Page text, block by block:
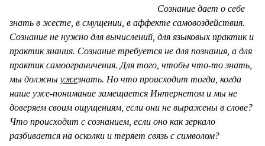
Сознание дает о себе
знать в жесте, в смущении, в аффекте самовоздействия.
Сознание не нужно для вычислений, для языковых практик и
практик знания. Сознание требуется не для познания, а для
практик самоограничения. Для того, чтобы что-то знать,
мы должны ужезнать. Но что происходит тогда, когда
наше уже-понимание замещается Интернетом и мы не
доверяем своим ощущениям, если они не выражены в слове?
Что происходит с сознанием, если оно как зеркало
разбивается на осколки и теряет связь с символом?